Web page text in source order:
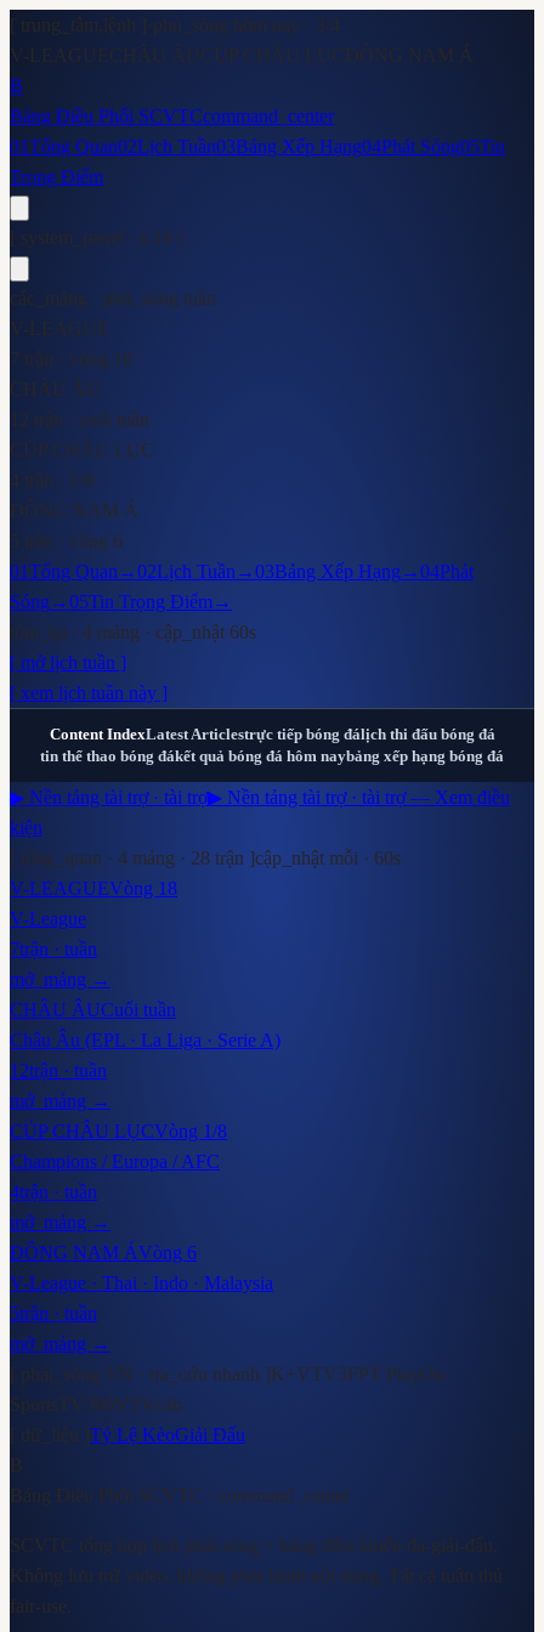
[ trung_tâm.lệnh ]·phủ_sóng hôm nay · 3/4
V-LEAGUECHÂU ÂUCÚP CHÂU LỤCĐÔNG NAM Á
B
Bảng Điều Phối SCVTCcommand_center
01Tổng Quan02Lịch Tuần03Bảng Xếp Hạng04Phát Sóng05Tin
Trọng Điểm
[ system_panel · v.18 ]
các_mảng · phủ_sóng tuần
V-LEAGUE
7 trận · vòng 18
CHÂU ÂU
12 trận · cuối tuần
CÚP CHÂU LỤC
4 trận · 1/8
ĐÔNG NAM Á
5 trận · vòng 6
01Tổng Quan →02Lịch Tuần →03Bảng Xếp Hạng →04Phát
Sóng →05Tin Trọng Điểm→
tóm_lại · 4 mảng · cập_nhật 60s
[ mở lịch tuần ]
[ xem lịch tuần này ]
Content IndexLatest Articlestrực tiếp bóng đálịch thi đấu bóng đá
tin thể thao bóng đákết quả bóng đá hôm naybảng xếp hạng bóng đá
▶ Nền tảng tài trợ · tài trợ▶ Nền tảng tài trợ · tài trợ — Xem điều
kiện
[ tổng_quan · 4 mảng · 28 trận ]cập_nhật mỗi · 60s
V-LEAGUEVòng 18
V-League
7trận · tuần
mở_mảng →
CHÂU ÂUCuối tuần
Châu Âu (EPL · La Liga · Serie A)
12trận · tuần
mở_mảng →
CÚP CHÂU LỤCVòng 1/8
Champions / Europa / AFC
4trận · tuần
mở_mảng →
ĐÔNG NAM ÁVòng 6
V-League · Thai · Indo · Malaysia
5trận · tuần
mở_mảng →
[ phát_sóng VN · tra_cứu nhanh ]K+VTV3FPT PlayOn
SportsTV360VTVcab
[ dữ_liệu ]Tỷ Lệ KèoGiải Đấu
B
Bảng Điều Phối SCVTC · command_center
SCVTC tổng hợp lịch phát sóng + bảng điều khiển đa-giải-đấu.
Không lưu trữ video, không phát hành nội dung. Tất cả tuân thủ
fair-use.